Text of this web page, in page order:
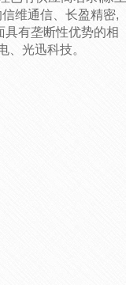
维通信、长盈精密,
有垄断性优势的相
、光迅科技。